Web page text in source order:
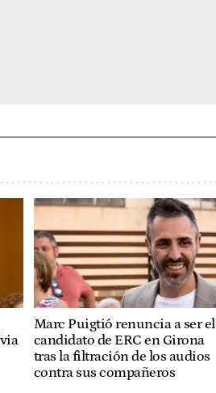
Marc Puigtió renuncia a ser el
candidato de ERC en Girona
tras la filtración de los audios
contra sus compañeros